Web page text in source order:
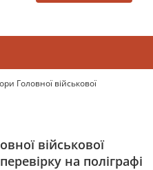
Головної військової
військової
на поліграфі